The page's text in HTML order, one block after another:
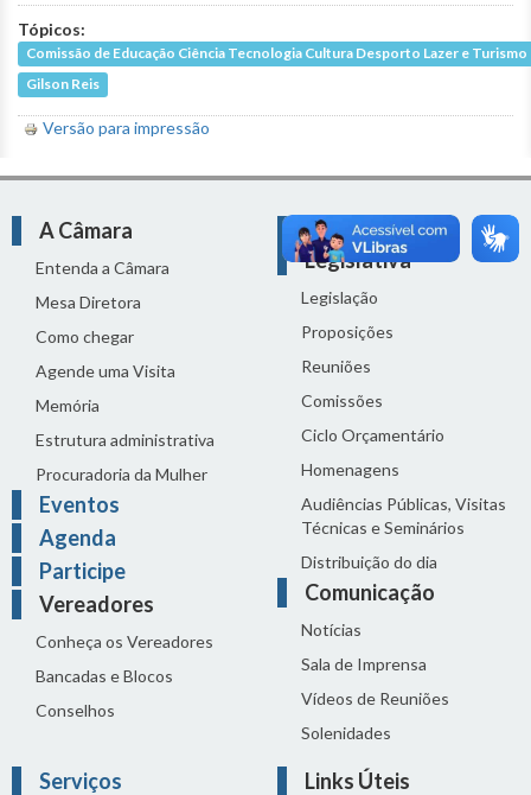
Tópicos:
Comissão de Educação Ciência Tecnologia Cultura Desporto Lazer e Turismo
Gilson Reis
Versão para impressão
A Câmara
Entenda a Câmara
Mesa Diretora
Como chegar
Agende uma Visita
Memória
Estrutura administrativa
Procuradoria da Mulher
Eventos
Agenda
Participe
Vereadores
Conheça os Vereadores
Bancadas e Blocos
Conselhos
Atividade
Legislativa
Legislação
Proposições
Reuniões
Comissões
Ciclo Orçamentário
Homenagens
Audiências Públicas, Visitas
Técnicas e Seminários
Distribuição do dia
Comunicação
Notícias
Sala de Imprensa
Vídeos de Reuniões
Solenidades
Serviços Links Úteis